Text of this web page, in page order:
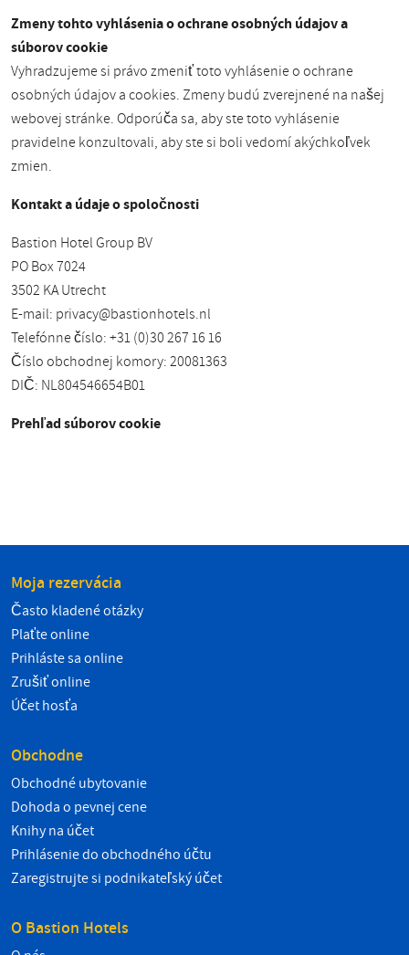
Zmeny tohto vyhlásenia o ochrane osobných údajov a
súborov cookie
Vyhradzujeme si právo zmeniť toto vyhlásenie o ochrane
osobných údajov a cookies. Zmeny budú zverejnené na našej
webovej stránke. Odporúča sa, aby ste toto vyhlásenie
pravidelne konzultovali, aby ste si boli vedomí akýchkoľvek
zmien.
Kontakt a údaje o spoločnosti
Bastion Hotel Group BV
PO Box 7024
3502 KA Utrecht
E-mail: privacy@bastionhotels.nl
Telefónne číslo: +31 (0)30 267 16 16
Číslo obchodnej komory: 20081363
DIČ: NL804546654B01
Prehľad súborov cookie
Moja rezervácia
Často kladené otázky
Plaťte online
Prihláste sa online
Zrušiť online
Účet hosťa
Obchodne
Obchodné ubytovanie
Dohoda o pevnej cene
Knihy na účet
Prihlásenie do obchodného účtu
Zaregistrujte si podnikateľský účet
O Bastion Hotels